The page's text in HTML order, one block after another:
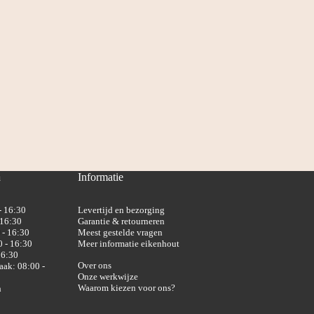
16:30
- 16:30
- 16:30
08:00 -
Informatie
Levertijd en bezorging
Garantie & retourneren
Meest gestelde vragen
Meer informatie eikenhout
Over ons
Onze werkwijze
Waarom kiezen voor ons?